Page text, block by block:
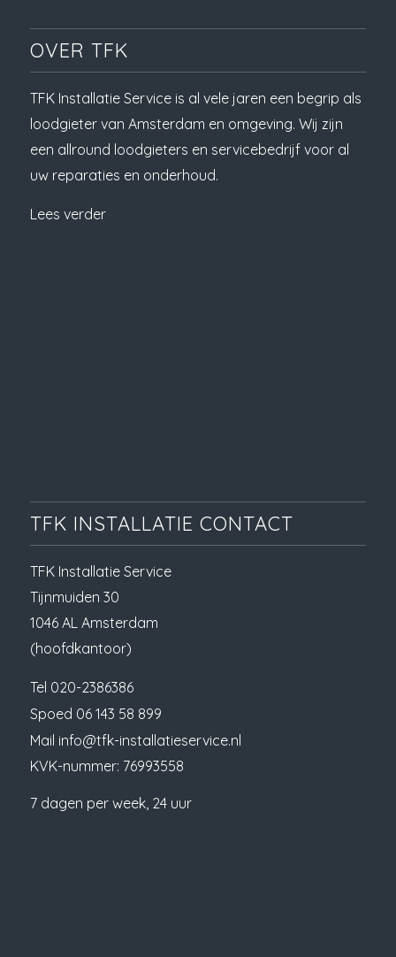
OVER TFK
TFK Installatie Service is al vele jaren een begrip als
loodgieter van Amsterdam en omgeving. Wij zijn
een allround loodgieters en servicebedrijf voor al
uw reparaties en onderhoud.
Lees verder
TFK INSTALLATIE CONTACT
TFK Installatie Service
Tijnmuiden 30
1046 AL Amsterdam
(hoofdkantoor)
Tel 020-2386386
Spoed 06 143 58 899
Mail info@tfk-installatieservice.nl
KVK-nummer: 76993558
7 dagen per week, 24 uur